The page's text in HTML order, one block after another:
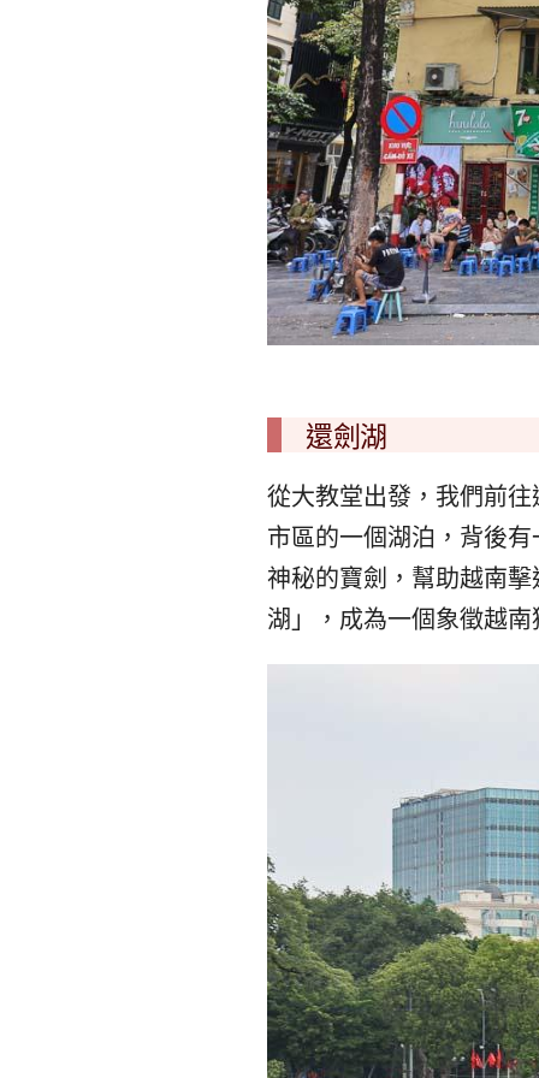
還劍湖
從大教堂出發，我們前
市區的一個湖泊，背後
神秘的寶劍，幫助越南
湖」，成為一個象徵越